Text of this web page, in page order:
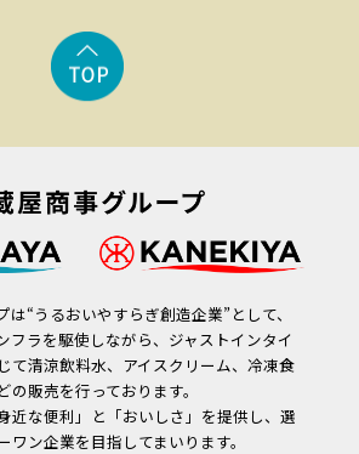
は“うるおいやすらぎ創造企業”として、
フラを駆使しながら、ジャストインタイ
て清涼飲料水、アイスクリーム、冷凍食
の販売を行っております。
近な便利」と「おいしさ」を提供し、選
ワン企業を目指してまいります。